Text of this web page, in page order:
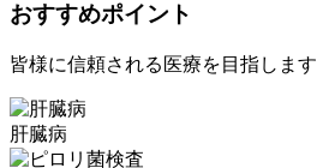
おすすめポイント
皆様に信頼される医療を目指します
肝臓病